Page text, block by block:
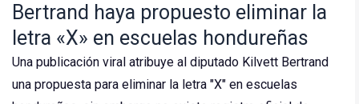
Bertrand haya propuesto eliminar la
letra «X» en escuelas hondureñas
Una publicación viral atribuye al diputado Kilvett Bertrand
una propuesta para eliminar la letra "X" en escuelas